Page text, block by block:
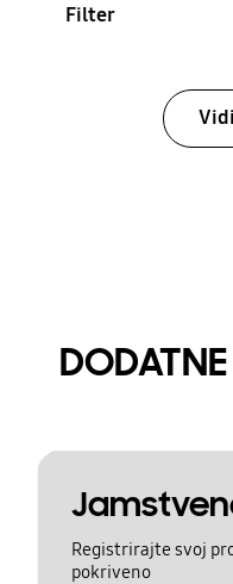
Filter
Registrirajte svoj
pokriveno